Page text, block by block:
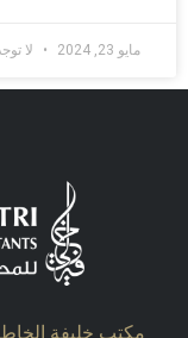
مايو 23, 2024 لا
مكتب خليفة